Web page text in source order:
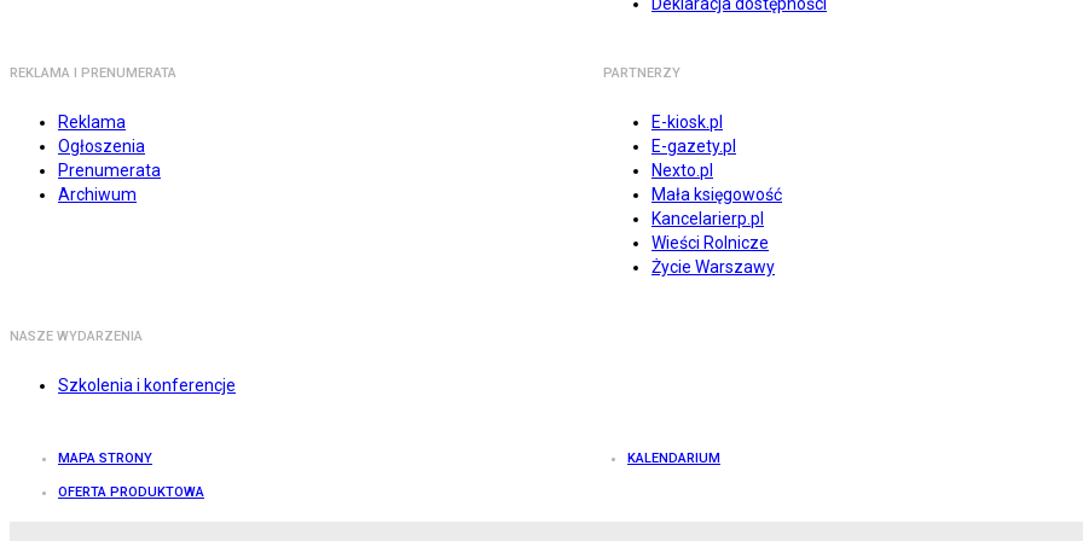
REKLAMA I PRENUMERATA
Reklama
Ogłoszenia
Prenumerata
Archiwum
PARTNERZY
E-kiosk.pl
E-gazety.pl
Nexto.pl
Mała księgowość
Kancelarierp.pl
Wieści Rolnicze
Życie Warszawy
NASZE WYDARZENIA
Szkolenia i konferencje
MAPA STRONY KALENDARIUM
OFERTA PRODUKTOWA